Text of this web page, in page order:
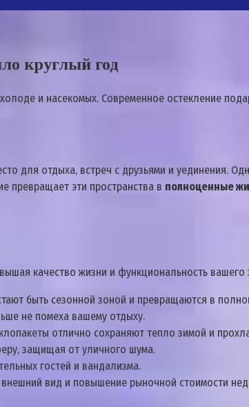
круглый год
и насекомых. Современное остекление
для отдыха‚ встреч с друзьями и уединения.
превращает эти пространства в полноценные
качество жизни и функциональность
быть сезонной зоной и превращаются в
не помеха вашему отдыху.
отлично сохраняют тепло зимой и
защищая от уличного шума.
гостей и вандализма.
вид и повышение рыночной стоимости